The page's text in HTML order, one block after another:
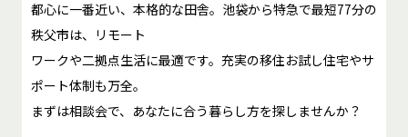
都心に一番近い、本格的な田舎。池袋から特急で最短77分の
秩父市は、リモート
ワークや二拠点生活に最適です。充実の移住お試し住宅やサ
ポート体制も万全。
まずは相談会で、あなたに合う暮らし方を探しませんか？